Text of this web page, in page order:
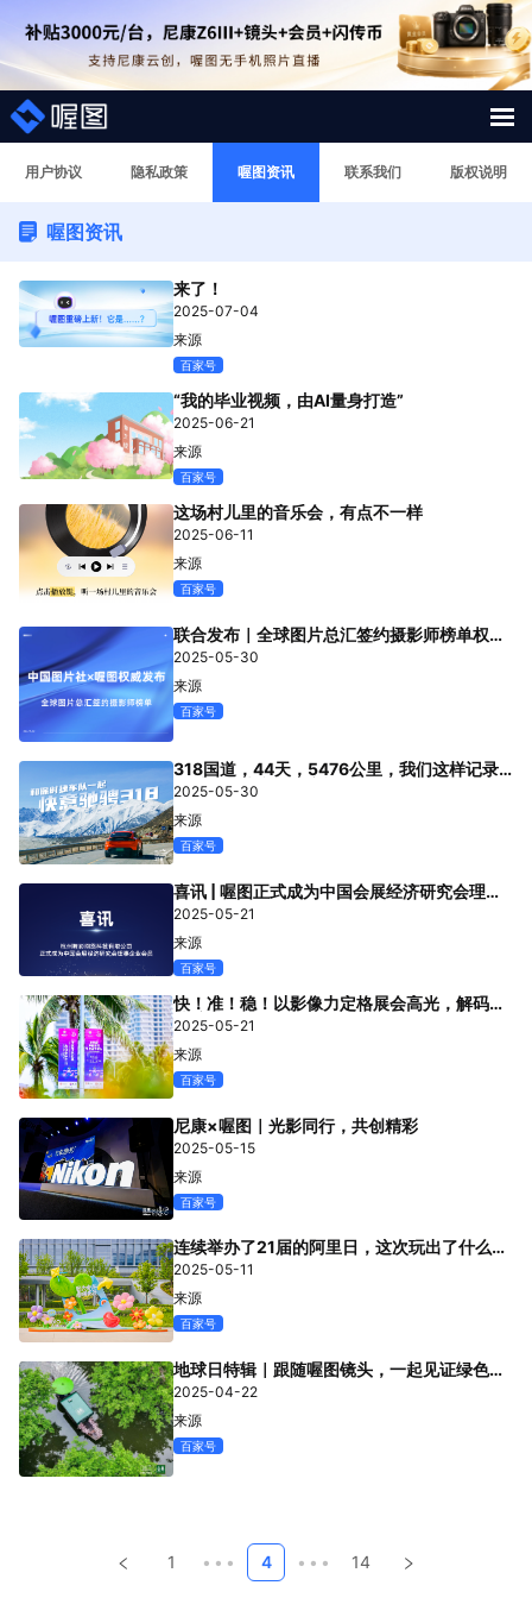
解决方案
照片案例
短视频直播案例
图片直播系统
AI行业大模型
喔图Skill
影像人才
专题微站
关于我们
立即预约HOT
用户协议 隐私政策 喔图资讯 联系我们 版权说明
喔图资讯
来了！
2025-07-04
来源
百家号
“我的毕业视频，由AI量身打造”
2025-06-21
来源
百家号
这场村儿里的音乐会，有点不一样
2025-06-11
来源
百家号
联合发布｜全球图片总汇签约摄影师榜单权威
发布
2025-05-30
来源
百家号
318国道，44天，5476公里，我们这样记录
保时捷的快意驰骋之旅
2025-05-30
来源
百家号
喜讯 | 喔图正式成为中国会展经济研究会理事
单位
2025-05-21
来源
百家号
快！准！稳！以影像力定格展会高光，解码行
业脉搏
2025-05-21
来源
百家号
尼康×喔图｜光影同行，共创精彩
2025-05-15
来源
百家号
连续举办了21届的阿里日，这次玩出了什么新
花样？
2025-05-11
来源
百家号
地球日特辑｜跟随喔图镜头，一起见证绿色未
来
2025-04-22
来源
百家号
1 ••• 4 ••• 14